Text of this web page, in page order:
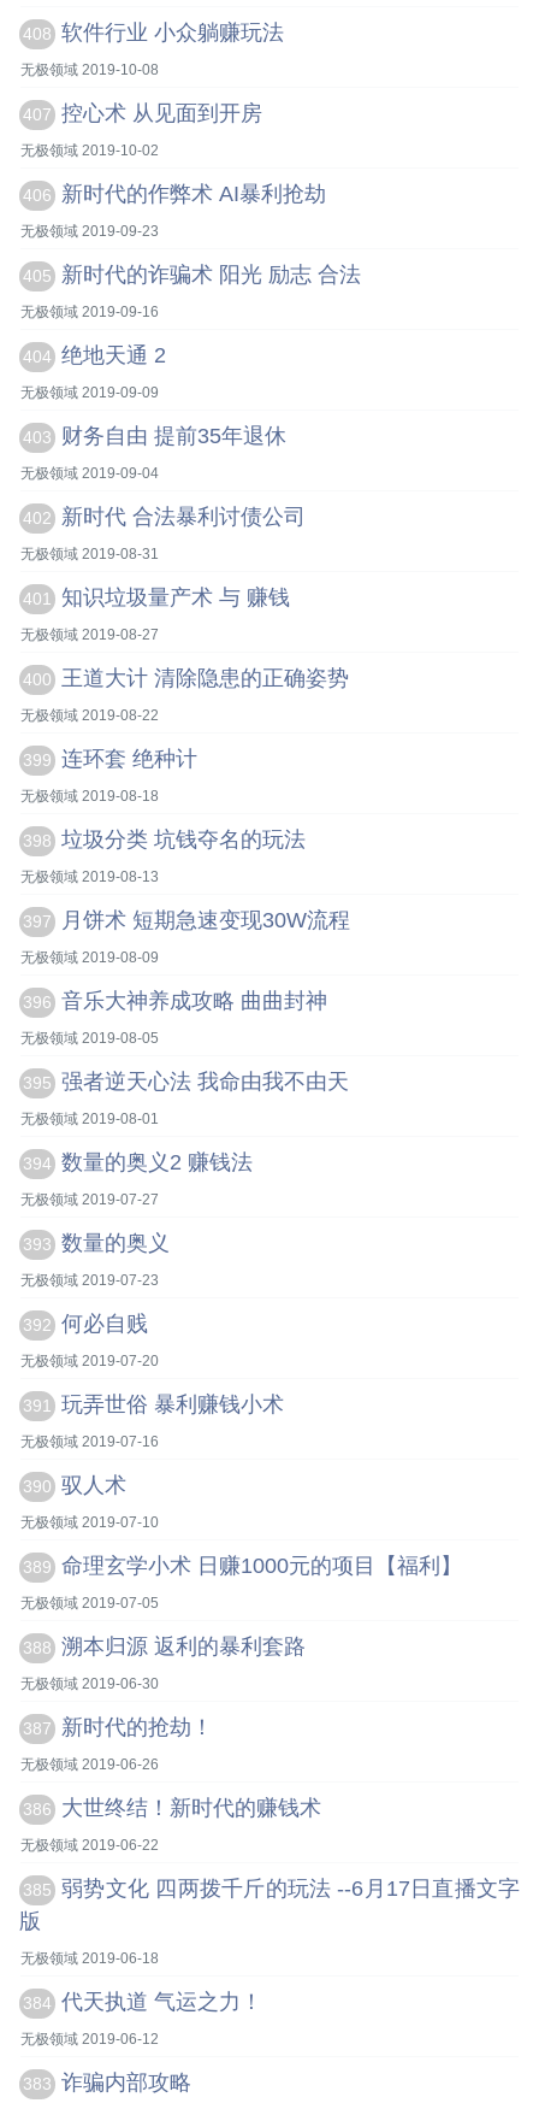
408 软件行业 小众躺赚玩法
无极领域 2019-10-08
407 控心术 从见面到开房
无极领域 2019-10-02
406 新时代的作弊术 AI暴利抢劫
无极领域 2019-09-23
405 新时代的诈骗术 阳光 励志 合法
无极领域 2019-09-16
404 绝地天通 2
无极领域 2019-09-09
403 财务自由 提前35年退休
无极领域 2019-09-04
402 新时代 合法暴利讨债公司
无极领域 2019-08-31
401 知识垃圾量产术 与 赚钱
无极领域 2019-08-27
400 王道大计 清除隐患的正确姿势
无极领域 2019-08-22
399 连环套 绝种计
无极领域 2019-08-18
398 垃圾分类 坑钱夺名的玩法
无极领域 2019-08-13
397 月饼术 短期急速变现30W流程
无极领域 2019-08-09
396 音乐大神养成攻略 曲曲封神
无极领域 2019-08-05
395 强者逆天心法 我命由我不由天
无极领域 2019-08-01
394 数量的奥义2 赚钱法
无极领域 2019-07-27
393 数量的奥义
无极领域 2019-07-23
392 何必自贱
无极领域 2019-07-20
391 玩弄世俗 暴利赚钱小术
无极领域 2019-07-16
390 驭人术
无极领域 2019-07-10
389 命理玄学小术 日赚1000元的项目【福利】
无极领域 2019-07-05
388 溯本归源 返利的暴利套路
无极领域 2019-06-30
387 新时代的抢劫！
无极领域 2019-06-26
386 大世终结！新时代的赚钱术
无极领域 2019-06-22
385 弱势文化 四两拨千斤的玩法 --6月17日直播文字
版
无极领域 2019-06-18
384 代天执道 气运之力！
无极领域 2019-06-12
383 诈骗内部攻略